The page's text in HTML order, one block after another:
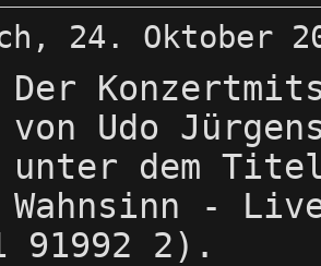
24. Oktober
Der
von Udo
unter dem
Wahnsinn -
91992 2).